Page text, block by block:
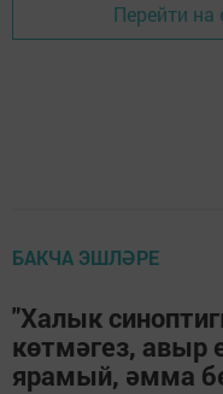
Перейти на
БАКЧА ЭШЛӘРЕ
"Халык
көтмәгез, авыр
ярамый, әмма